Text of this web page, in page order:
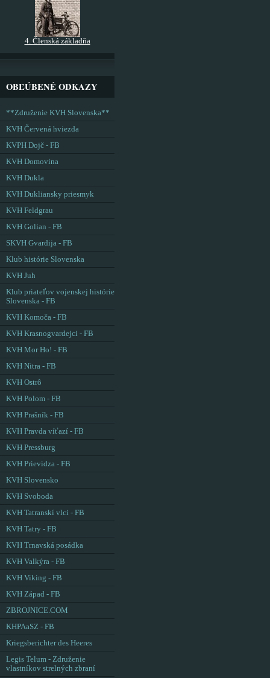
4. Členská základňa
OBĽÚBENÉ ODKAZY
**Združenie KVH Slovenska**
KVH Červená hviezda
KVPH Dojč - FB
KVH Domovina
KVH Dukla
KVH Dukliansky priesmyk
KVH Feldgrau
KVH Golian - FB
SKVH Gvardija - FB
Klub histórie Slovenska
KVH Juh
Klub priateľov vojenskej histórie
Slovenska - FB
KVH Komoča - FB
KVH Krasnogvardejci - FB
KVH Mor Ho! - FB
KVH Nitra - FB
KVH Ostrô
KVH Polom - FB
KVH Prašník - FB
KVH Pravda víťazí - FB
KVH Pressburg
KVH Prievidza - FB
KVH Slovensko
KVH Svoboda
KVH Tatranskí vlci - FB
KVH Tatry - FB
KVH Trnavská posádka
KVH Valkýra - FB
KVH Viking - FB
KVH Západ - FB
ZBROJNICE.COM
KHPAaSZ - FB
Kriegsberichter des Heeres
Legis Telum - Združenie
vlastníkov strelných zbraní